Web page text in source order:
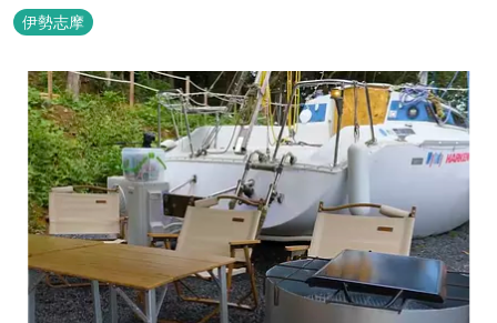
https://www.youtube.com/watch?v=jpF0wPRjqSw
伊勢志摩